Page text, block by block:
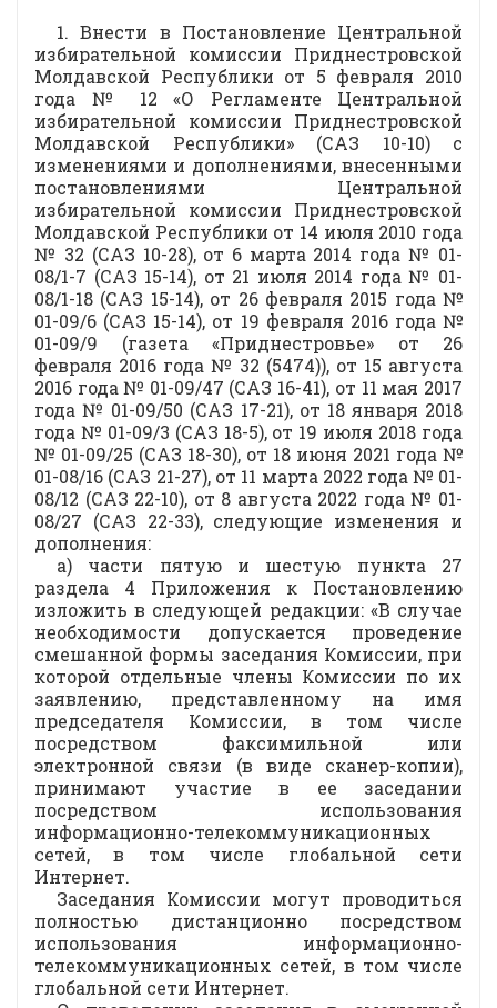
1. Внести в Постановление Центральной
избирательной комиссии Приднестровской
Молдавской Республики от 5 февраля 2010
года № 12 «О Регламенте Центральной
избирательной комиссии Приднестровской
Молдавской Республики» (САЗ 10-10) с
изменениями и дополнениями, внесенными
постановлениями Центральной
избирательной комиссии Приднестровской
Молдавской Республики от 14 июля 2010 года
№ 32 (САЗ 10-28), от 6 марта 2014 года № 01-
08/1-7 (САЗ 15-14), от 21 июля 2014 года № 01-
08/1-18 (САЗ 15-14), от 26 февраля 2015 года №
01-09/6 (САЗ 15-14), от 19 февраля 2016 года №
01-09/9 (газета «Приднестровье» от 26
февраля 2016 года № 32 (5474)), от 15 августа
2016 года № 01-09/47 (САЗ 16-41), от 11 мая 2017
года № 01-09/50 (САЗ 17-21), от 18 января 2018
года № 01-09/3 (САЗ 18-5), от 19 июля 2018 года
№ 01-09/25 (САЗ 18-30), от 18 июня 2021 года №
01-08/16 (САЗ 21-27), от 11 марта 2022 года № 01-
08/12 (САЗ 22-10), от 8 августа 2022 года № 01-
08/27 (САЗ 22-33), следующие изменения и
дополнения:
а) части пятую и шестую пункта 27
раздела 4 Приложения к Постановлению
изложить в следующей редакции: «В случае
необходимости допускается проведение
смешанной формы заседания Комиссии, при
которой отдельные члены Комиссии по их
заявлению, представленному на имя
председателя Комиссии, в том числе
посредством факсимильной или
электронной связи (в виде сканер-копии),
принимают участие в ее заседании
посредством использования
информационно-телекоммуникационных
сетей, в том числе глобальной сети
Интернет.
Заседания Комиссии могут проводиться
полностью дистанционно посредством
использования информационно-
телекоммуникационных сетей, в том числе
глобальной сети Интернет.